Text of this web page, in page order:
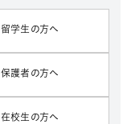
留学生の方へ
保護者の方へ
在校生の方へ